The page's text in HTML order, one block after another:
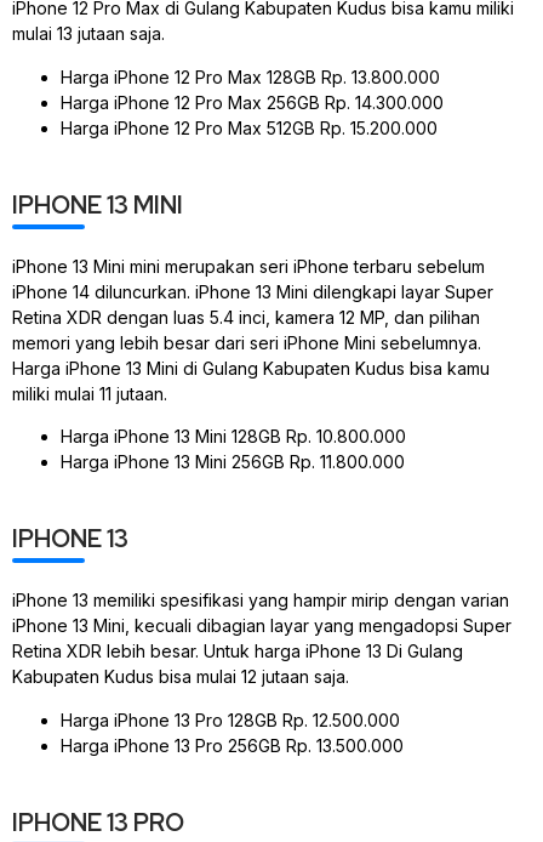
iPhone 12 Pro Max di Gulang Kabupaten Kudus bisa kamu miliki
mulai 13 jutaan saja.
Harga iPhone 12 Pro Max 128GB Rp. 13.800.000
Harga iPhone 12 Pro Max 256GB Rp. 14.300.000
Harga iPhone 12 Pro Max 512GB Rp. 15.200.000
IPHONE 13 MINI
iPhone 13 Mini mini merupakan seri iPhone terbaru sebelum
iPhone 14 diluncurkan. iPhone 13 Mini dilengkapi layar Super
Retina XDR dengan luas 5.4 inci, kamera 12 MP, dan pilihan
memori yang lebih besar dari seri iPhone Mini sebelumnya.
Harga iPhone 13 Mini di Gulang Kabupaten Kudus bisa kamu
miliki mulai 11 jutaan.
Harga iPhone 13 Mini 128GB Rp. 10.800.000
Harga iPhone 13 Mini 256GB Rp. 11.800.000
IPHONE 13
iPhone 13 memiliki spesifikasi yang hampir mirip dengan varian
iPhone 13 Mini, kecuali dibagian layar yang mengadopsi Super
Retina XDR lebih besar. Untuk harga iPhone 13 Di Gulang
Kabupaten Kudus bisa mulai 12 jutaan saja.
Harga iPhone 13 Pro 128GB Rp. 12.500.000
Harga iPhone 13 Pro 256GB Rp. 13.500.000
IPHONE 13 PRO